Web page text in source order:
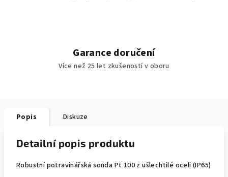
Garance doručení
Více než 25 let zkušeností v oboru
Popis Diskuze
Detailní popis produktu
Robustní potravinářská sonda Pt 100 z ušlechtilé oceli (IP65)